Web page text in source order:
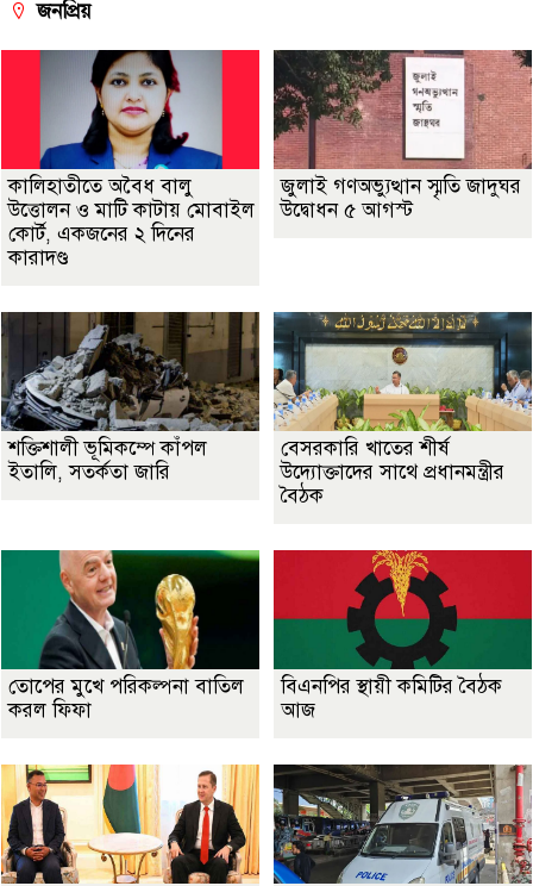
জনপ্রিয়
কালিহাতীতে অবৈধ বালু
উত্তোলন ও মাটি কাটায় মোবাইল
কোর্ট, একজনের ২ দিনের
কারাদণ্ড
জুলাই গণঅভ্যুত্থান স্মৃতি জাদুঘর
উদ্বোধন ৫ আগস্ট
শক্তিশালী ভূমিকম্পে কাঁপল
ইতালি, সতর্কতা জারি
বেসরকারি খাতের শীর্ষ
উদ্যোক্তাদের সাথে প্রধানমন্ত্রীর
বৈঠক
তোপের মুখে পরিকল্পনা বাতিল
করল ফিফা
বিএনপির স্থায়ী কমিটির বৈঠক
আজ